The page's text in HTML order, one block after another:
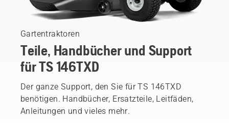
Gartentraktoren
Teile, Handbücher und Support
für TS 146TXD
Der ganze Support, den Sie für TS 146TXD
benötigen. Handbücher, Ersatzteile, Leitfäden,
Anleitungen und vieles mehr.